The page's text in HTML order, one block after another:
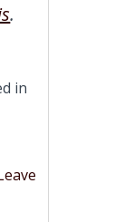
.
in